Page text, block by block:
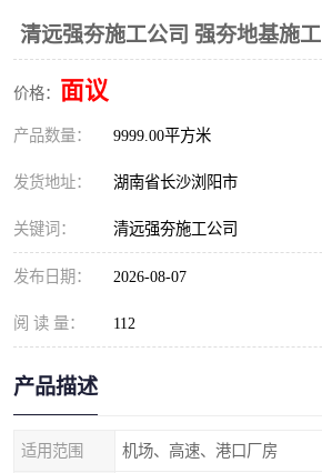
清远强夯施工公司 强夯地基施工
价格： 面议
产品数量： 9999.00平方米
发货地址： 湖南省长沙浏阳市
关键词： 清远强夯施工公司
发布日期： 2026-08-07
阅 读 量： 112
产品描述
适用范围 机场、高速、港口厂房